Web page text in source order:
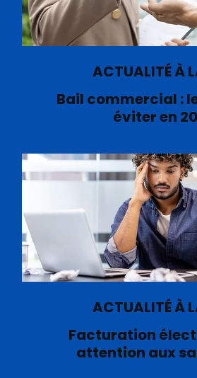
ACTUALITÉ À
Bail commercial :
éviter en
ACTUALITÉ À
Facturation
attention aux